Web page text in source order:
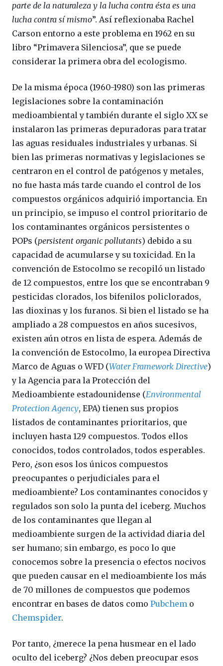
parte de la naturaleza y la lucha contra ésta es una
lucha contra sí mismo”. Así reflexionaba Rachel
Carson entorno a este problema en 1962 en su
libro “Primavera Silenciosa”, que se puede
considerar la primera obra del ecologismo.
De la misma época (1960-1980) son las primeras
legislaciones sobre la contaminación
medioambiental y también durante el siglo XX se
instalaron las primeras depuradoras para tratar
las aguas residuales industriales y urbanas. Si
bien las primeras normativas y legislaciones se
centraron en el control de patógenos y metales,
no fue hasta más tarde cuando el control de los
compuestos orgánicos adquirió importancia. En
un principio, se impuso el control prioritario de
los contaminantes orgánicos persistentes o
POPs (persistent organic pollutants) debido a su
capacidad de acumularse y su toxicidad. En la
convención de Estocolmo se recopiló un listado
de 12 compuestos, entre los que se encontraban 9
pesticidas clorados, los bifenilos policlorados,
las dioxinas y los furanos. Si bien el listado se ha
ampliado a 28 compuestos en años sucesivos,
existen aún otros en lista de espera. Además de
la convención de Estocolmo, la europea Directiva
Marco de Aguas o WFD (Water Framework Directive)
y la Agencia para la Protección del
Medioambiente estadounidense (Environmental
Protection Agency, EPA) tienen sus propios
listados de contaminantes prioritarios, que
incluyen hasta 129 compuestos. Todos ellos
conocidos, todos controlados, todos esperables.
Pero, ¿son esos los únicos compuestos
preocupantes o perjudiciales para el
medioambiente? Los contaminantes conocidos y
regulados son solo la punta del iceberg. Muchos
de los contaminantes que llegan al
medioambiente surgen de la actividad diaria del
ser humano; sin embargo, es poco lo que
conocemos sobre la presencia o efectos nocivos
que pueden causar en el medioambiente los más
de 70 millones de compuestos que podemos
encontrar en bases de datos como Pubchem o
Chemspider.
Por tanto, ¿merece la pena husmear en el lado
oculto del iceberg? ¿Nos deben preocupar esos